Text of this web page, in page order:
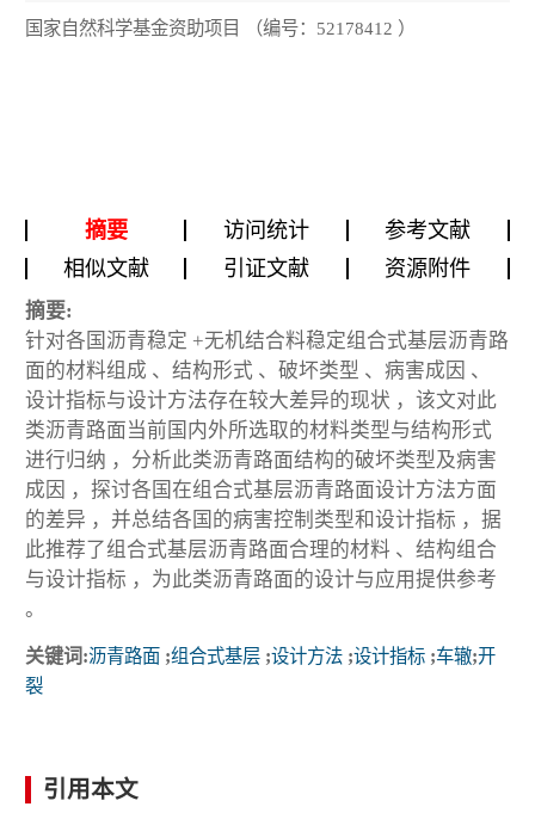
国家自然科学基金资助项目 （编号：52178412 ）
摘要 访问统计
参考文献
相似文献
引证文献 资源附件
摘要:
针对各国沥青稳定 +无机结合料稳定组合式基层沥青路
面的材料组成 、结构形式 、破坏类型 、病害成因 、
设计指标与设计方法存在较大差异的现状 ，该文对此
类沥青路面当前国内外所选取的材料类型与结构形式
进行归纳 ，分析此类沥青路面结构的破坏类型及病害
成因 ，探讨各国在组合式基层沥青路面设计方法方面
的差异 ，并总结各国的病害控制类型和设计指标 ，据
此推荐了组合式基层沥青路面合理的材料 、结构组合
与设计指标 ，为此类沥青路面的设计与应用提供参考
。
关键词:沥青路面 ;组合式基层 ;设计方法 ;设计指标 ;车辙;开
裂
引用本文